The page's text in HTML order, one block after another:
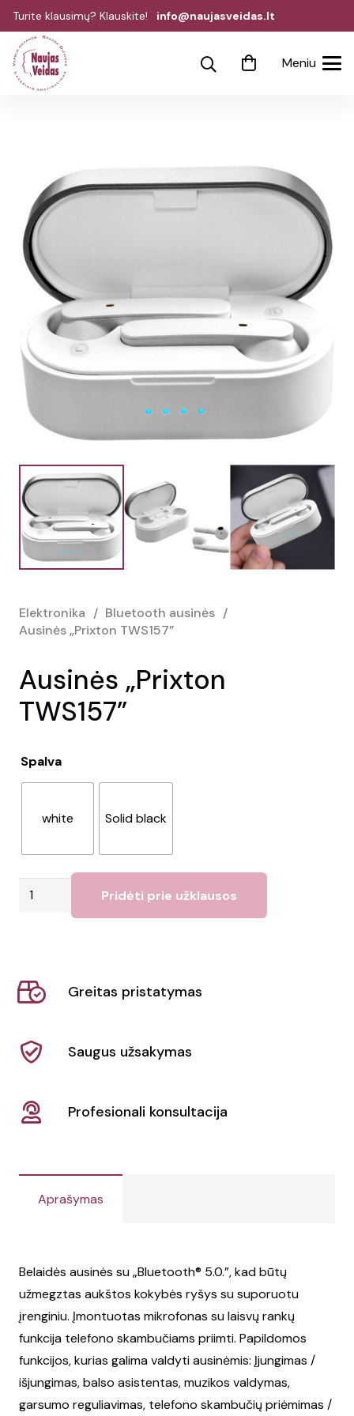
Turite klausimų? Klauskite! info@naujasveidas.lt
Meniu
Elektronika / Bluetooth ausinės /
Ausinės „Prixton TWS157”
Ausinės „Prixton
TWS157”
Spalva
white Solid black
produkto
Pridėti prie užklausos
Greitas pristatymas
Saugus užsakymas
Profesionali konsultacija
Aprašymas
Belaidės ausinės su „Bluetooth® 5.0.”, kad būtų
užmegztas aukštos kokybės ryšys su suporuotu
įrenginiu. Įmontuotas mikrofonas su laisvų rankų
funkcija telefono skambučiams priimti. Papildomos
funkcijos, kurias galima valdyti ausinėmis: Įjungimas /
išjungimas, balso asistentas, muzikos valdymas,
garsumo reguliavimas, telefono skambučių priėmimas /